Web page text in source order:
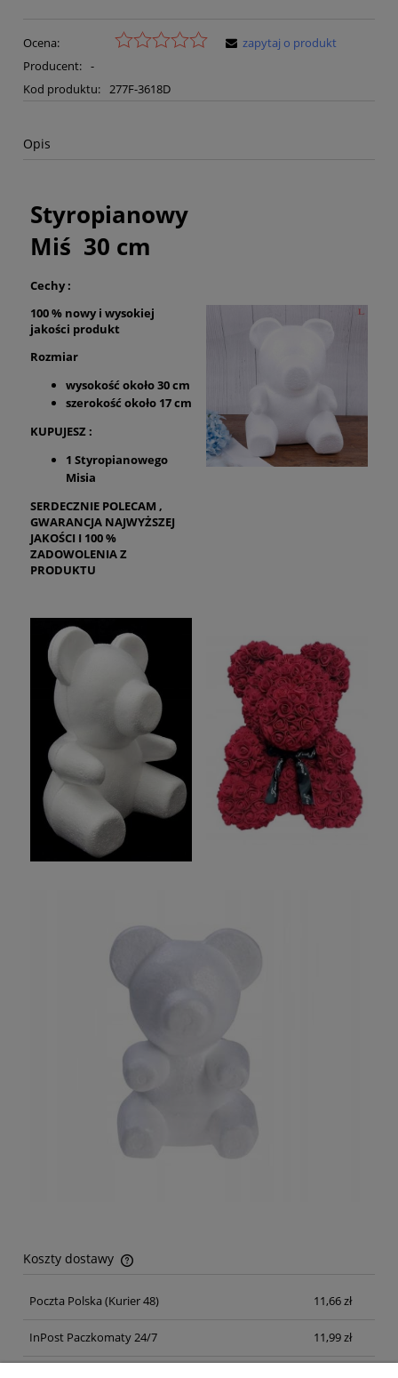
Ocena:
Producent: -
Kod produktu: 277F-3618D
zapytaj o produkt
Opis
Styropianowy
Miś 30 cm
Cechy :
100 % nowy i wysokiej
jakości produkt
Rozmiar
wysokość około 30 cm
szerokość około 17 cm
KUPUJESZ :
1 Styropianowego
Misia
SERDECZNIE POLECAM ,
GWARANCJA NAJWYŻSZEJ
JAKOŚCI I 100 %
ZADOWOLENIA Z
PRODUKTU
Koszty dostawy
Cena nie zawiera ewentualnych kosztów płatności
Poczta Polska (Kurier 48) 11,66 zł
InPost Paczkomaty 24/7 11,99 zł